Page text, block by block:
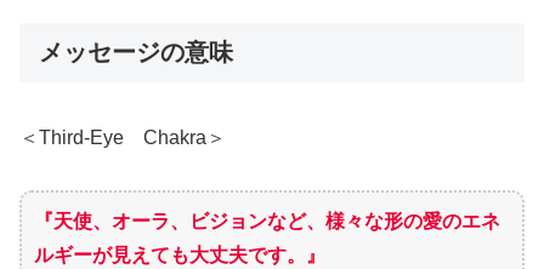
メッセージの意味
＜Third-Eye Chakra＞
『天使、オーラ、ビジョンなど、様々な形の愛のエネ
ルギーが見えても大丈夫です。』